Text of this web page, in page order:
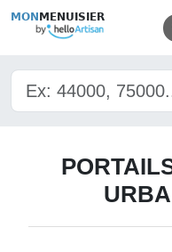
MON MENUISIER